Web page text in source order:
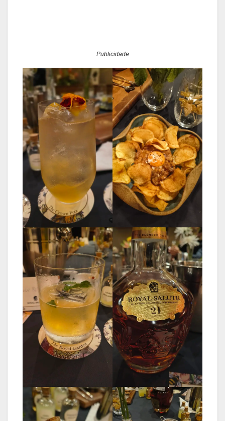
Publicidade